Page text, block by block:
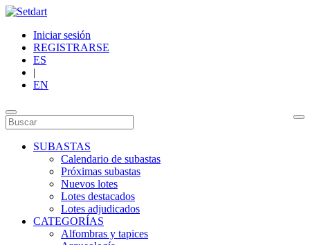
Iniciar sesión
REGISTRARSE
ES
|
EN
SUBASTAS
Calendario de subastas
Próximas subastas
Nuevos lotes
Lotes destacados
Lotes adjudicados
CATEGORÍAS
Alfombras y tapices